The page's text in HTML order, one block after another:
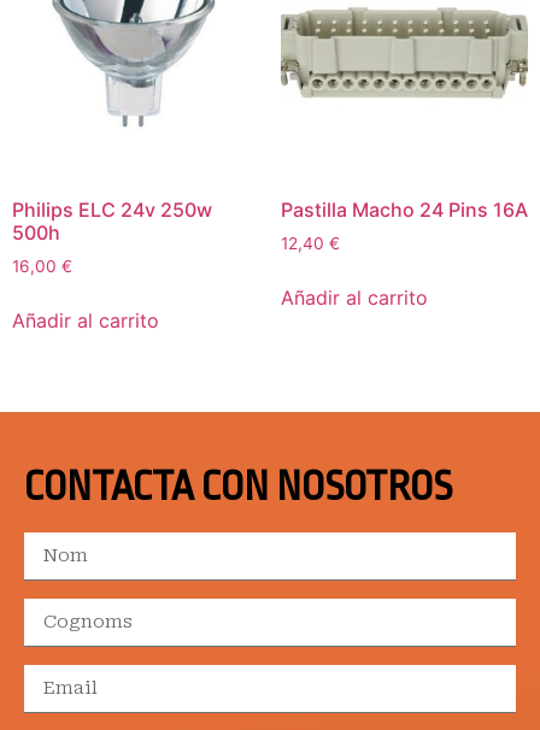
Philips ELC 24v 250w
500h
16,00 €
Añadir al carrito
Pastilla Macho 24 Pins 16A
12,40 €
Añadir al carrito
CONTACTA CON NOSOTROS